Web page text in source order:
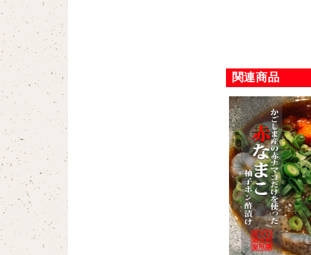
美味しくなかったです。
ューがなかったので心配
関連商品